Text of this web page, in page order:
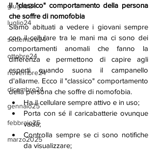
giugno24
luglio24
settembre24
ottobre24
novembre24
dicembre24
gennaio25
febbraio25
marzo2025
Il "classico" comportamento della persona
che soffre di nomofobia
Siamo abituati a vedere i giovani sempre
con il cellulare tra le mani ma ci sono dei
comportamenti anomali che fanno la
differenza e permettono di capire agli
esperti quando suona il campanello
d'allarme. Ecco il "classico" comportamento
della persona che soffre di nomofobia.
Ha il cellulare sempre attivo e in uso;
Porta con sé il caricabatterie ovunque
vada;
Controlla sempre se ci sono notifiche
da visualizzare;